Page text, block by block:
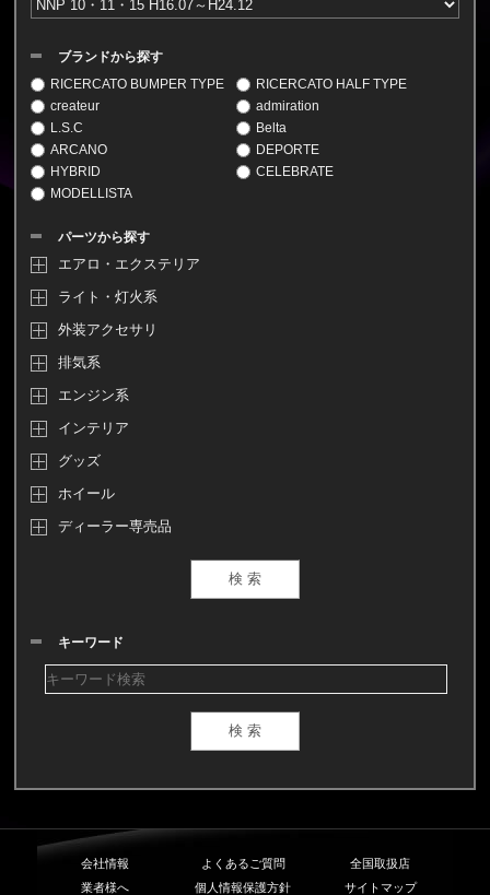
ブランドから探す
RICERCATO BUMPER TYPE
RICERCATO HALF TYPE
createur
admiration
L.S.C
Belta
ARCANO
DEPORTE
HYBRID
CELEBRATE
MODELLISTA
パーツから探す
エアロ・エクステリア
ライト・灯火系
外装アクセサリ
排気系
エンジン系
インテリア
グッズ
ホイール
ディーラー専売品
キーワード
会社情報 よくあるご質問
全国取扱店
業者様へ
個人情報保護方針 サイトマップ